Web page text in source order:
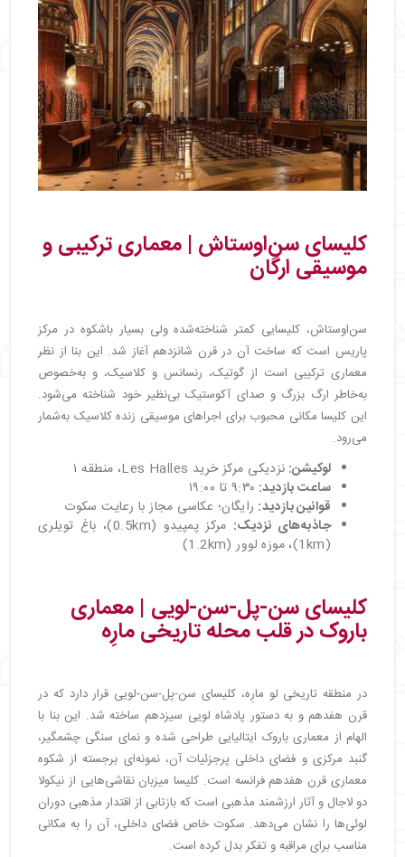
کلیسای سن‌اوستاش | معماری ترکیبی و
موسیقی ارگان
سن‌اوستاش، کلیسایی کمتر شناخته‌شده ولی بسیار باشکوه در مرکز
پاریس است که ساخت آن در قرن شانزدهم آغاز شد. این بنا از نظر
معماری ترکیبی است از گوتیک، رنسانس و کلاسیک، و به‌خصوص
به‌خاطر ارگ بزرگ و صدای آکوستیک بی‌نظیر خود شناخته می‌شود.
این کلیسا مکانی محبوب برای اجراهای موسیقی زنده کلاسیک به‌شمار
می‌رود.
لوکیشن: نزدیکی مرکز خرید Les Halles، منطقه ۱
ساعت بازدید: ۹:۳۰ تا ۱۹:۰۰
قوانین بازدید: رایگان؛ عکاسی مجاز با رعایت سکوت
جاذبه‌های نزدیک:
مرکز پمپیدو (0.5km)، باغ تویلری
(1km)، موزه لوور (1.2km)
کلیسای سن-پل-سن-لویی | معماری
باروک در قلب محله تاریخی مارِه
در منطقه تاریخی لو مارِه، کلیسای سن-پل-سن-لویی قرار دارد که در
قرن هفدهم و به دستور پادشاه لویی سیزدهم ساخته شد. این بنا با
الهام از معماری باروک ایتالیایی طراحی شده و نمای سنگی چشمگیر،
گنبد مرکزی و فضای داخلی پرجزئیات آن، نمونه‌ای برجسته از شکوه
معماری قرن هفدهم فرانسه است. کلیسا میزبان نقاشی‌هایی از نیکولا
دو لاجال و آثار ارزشمند مذهبی است که بازتابی از اقتدار مذهبی دوران
لوئی‌ها را نشان می‌دهد. سکوت خاص فضای داخلی، آن را به مکانی
مناسب برای مراقبه و تفکر بدل کرده است.